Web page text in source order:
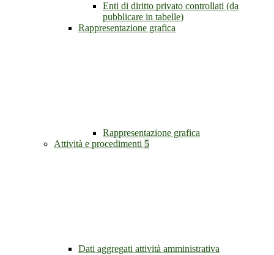
Enti di diritto privato controllati (da
pubblicare in tabelle)
Rappresentazione grafica
Rappresentazione grafica
Attività e procedimenti 5
Dati aggregati attività amministrativa